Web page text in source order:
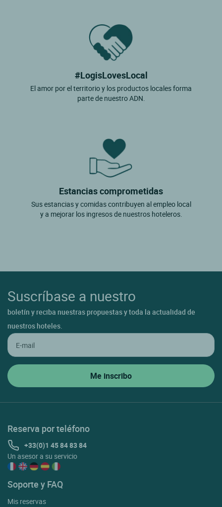
#LogisLovesLocal
El amor por el territorio y los productos locales forma
parte de nuestro ADN.
Estancias comprometidas
Sus estancias y comidas contribuyen al empleo local
y a mejorar los ingresos de nuestros hoteleros.
Suscríbase a nuestro
boletín y reciba nuestras propuestas y toda la actualidad de
nuestros hoteles.
Reserva por teléfono
+33(0)1 45 84 83 84
Un asesor a su servicio
Soporte y FAQ
Mis reservas